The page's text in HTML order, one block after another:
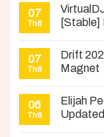
07
Th8
[Stable]
07
Th8
Drift
Magnet
06
Th8
Elijah